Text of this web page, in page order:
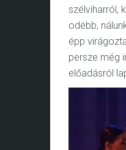
szélviharról,
odébb,
épp
persze még
előadásról